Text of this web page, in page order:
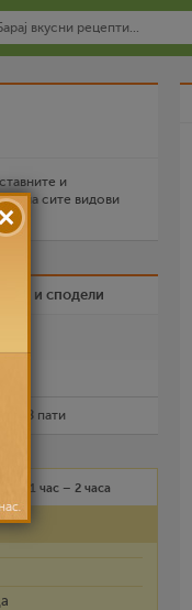
и
на сите видови
и сподели
19,048 пати
1 час – 2 часа